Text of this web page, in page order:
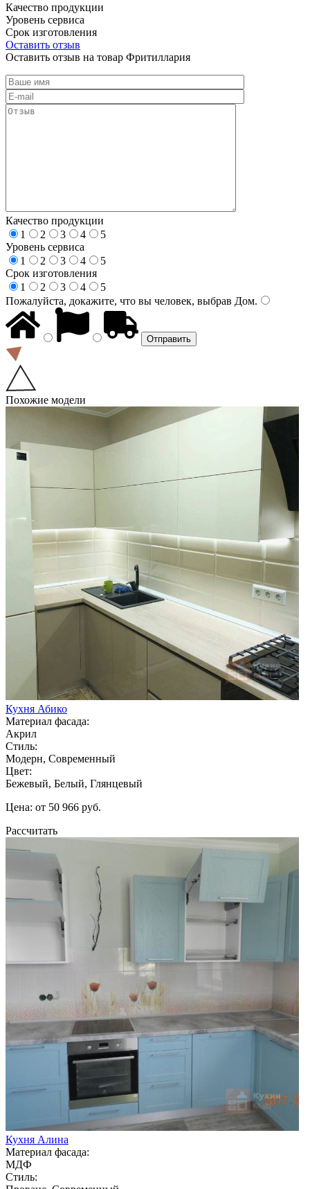
Качество продукции
Уровень сервиса
Срок изготовления
Оставить отзыв
Оставить отзыв на товар Фритиллария
Качество продукции
1
2 3 4
5
Уровень сервиса
1
2 3 4
5
Срок изготовления
1
2 3 4
5
Пожалуйста, докажите, что вы человек, выбрав Дом.
Похожие модели
Кухня Абико
Материал фасада:
Акрил
Стиль:
Модерн, Современный
Цвет:
Бежевый, Белый, Глянцевый
Цена: от 50 966 руб.
Рассчитать
Кухня Алина
Материал фасада:
МДФ
Стиль: